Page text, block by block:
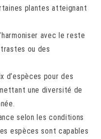
plantes atteignant
avec le reste
ou des
d’espèces pour des
une diversité de
selon les conditions
espèces sont capables